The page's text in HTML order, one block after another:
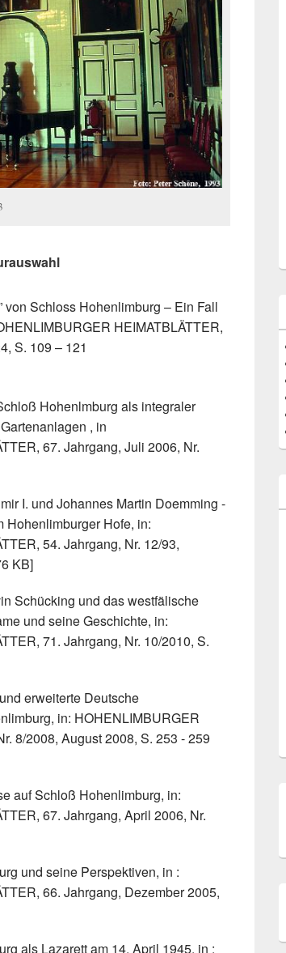
von Schloss Hohenlimburg – Ein Fall
HEIMATBLÄTTER,
S. 109 – 121
Hohenlmburg als integraler
, in
67. Jahrgang, Juli 2006, Nr.
I. und Johannes Martin Doemming -
Hohenlimburger Hofe, in:
54. Jahrgang, Nr. 12/93,
KB]
Schücking und das westfälische
und seine Geschichte, in:
71. Jahrgang, Nr. 10/2010, S.
erweiterte Deutsche
in: HOHENLIMBURGER
8/2008, August 2008, S. 253 - 259
auf Schloß Hohenlimburg, in:
67. Jahrgang, April 2006, Nr.
und seine Perspektiven, in :
66. Jahrgang, Dezember 2005,
als Lazarett am 14. April 1945, in :